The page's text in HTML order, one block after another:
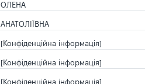
ОЛЕНА
АНАТОЛІЇВНА
[Конфіденційна інформація]
[Конфіденційна інформація]
[Конфіденційна інформація]